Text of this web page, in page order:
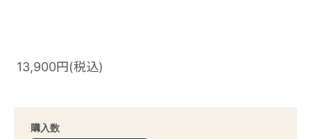
13,900円(税込)
購入数